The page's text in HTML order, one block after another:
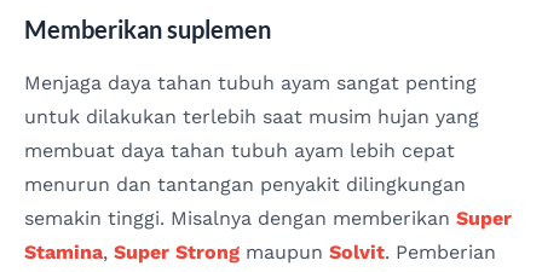
Memberikan suplemen
Menjaga daya tahan tubuh ayam sangat penting
untuk dilakukan terlebih saat musim hujan yang
membuat daya tahan tubuh ayam lebih cepat
menurun dan tantangan penyakit dilingkungan
semakin tinggi. Misalnya dengan memberikan Super
Stamina, Super Strong maupun Solvit. Pemberian